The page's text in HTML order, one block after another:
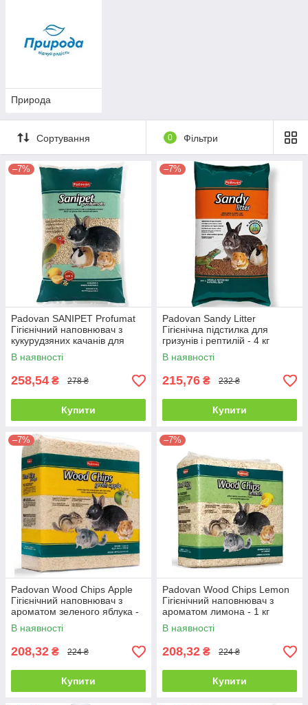
Природа
Сортування 0 Фільтри
–7%
Padovan SANIPET Profumat
Гігієнічний наповнювач з
кукурудзяних качанів для
клітин птахів і гризунів - 4 л.
В наявності
258,54 ₴ 278 ₴
Купити
–7%
Padovan Sandy Litter
Гігієнічна підстилка для
гризунів і рептилій - 4 кг
В наявності
215,76 ₴ 232 ₴
Купити
–7%
Padovan Wood Chips Аpple
Гігієнічний наповнювач з
ароматом зеленого яблука -
1 кг
В наявності
208,32 ₴ 224 ₴
Купити
–7%
Padovan Wood Chips Lemon
Гігієнічний наповнювач з
ароматом лимона - 1 кг
В наявності
208,32 ₴ 224 ₴
Купити